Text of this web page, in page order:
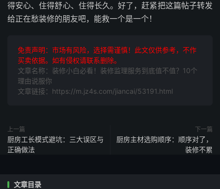
得安心、住得舒心、住得长久。好了，赶紧把这篇帖子转发
给正在愁装修的朋友吧，能救一个是一个！
免责声明：市场有风险，选择需谨慎！此文仅供参考，不作
买卖依据。如有侵权请联系删除。
文章名称：装修小白必看！装修监理服务到底值不值？10个
理由说服你
文章链接：https://m.jz4s.com/jiancai/53191.html
上一篇
厨房工长模式避坑：三大误区与
正确做法
下一篇
厨房主材选购顺序：顺序对了，
装修不累
文章目录